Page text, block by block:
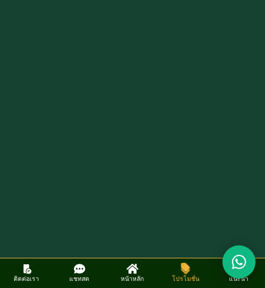
ติดต่อเรา แชทสด หน้าหลัก โปรโมชั่น แนะนำ